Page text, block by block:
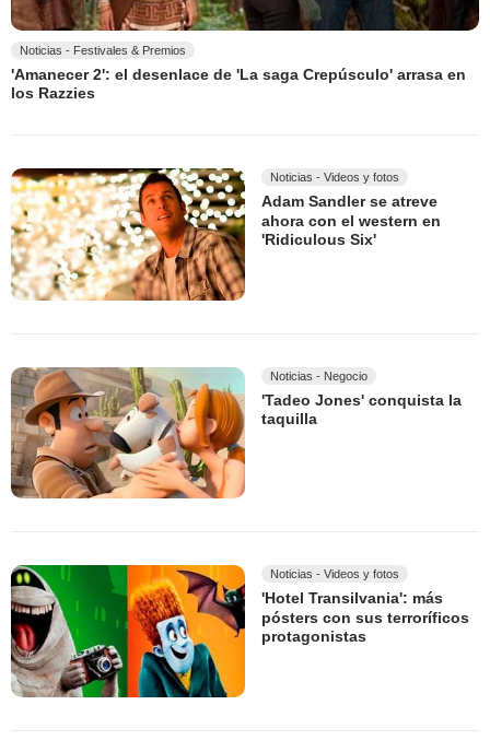
Noticias - Festivales & Premios
'Amanecer 2': el desenlace de 'La saga Crepúsculo' arrasa en
los Razzies
Noticias - Videos y fotos
Adam Sandler se atreve
ahora con el western en
'Ridiculous Six'
Noticias - Negocio
'Tadeo Jones' conquista la
taquilla
Noticias - Videos y fotos
'Hotel Transilvania': más
pósters con sus terroríficos
protagonistas